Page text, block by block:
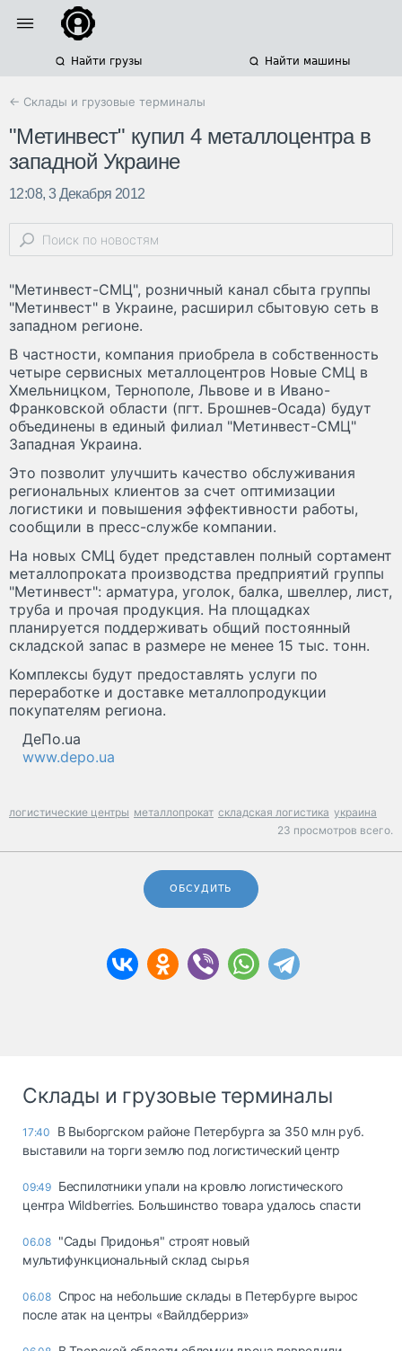
Найти грузы Найти машины
← Склады и грузовые терминалы
"Метинвест" купил 4 металлоцентра в
западной Украине
12:08, 3 Декабря 2012
"Метинвест-СМЦ", розничный канал сбыта группы
"Метинвест" в Украине, расширил сбытовую сеть в
западном регионе.
В частности, компания приобрела в собственность
четыре сервисных металлоцентров Новые СМЦ в
Хмельницком, Тернополе, Львове и в Ивано-
Франковской области (пгт. Брошнев-Осада) будут
объединены в единый филиал "Метинвест-СМЦ"
Западная Украина.
Это позволит улучшить качество обслуживания
региональных клиентов за счет оптимизации
логистики и повышения эффективности работы,
сообщили в пресс-службе компании.
На новых СМЦ будет представлен полный сортамент
металлопроката производства предприятий группы
"Метинвест": арматура, уголок, балка, швеллер, лист,
труба и прочая продукция. На площадках
планируется поддерживать общий постоянный
складской запас в размере не менее 15 тыс. тонн.
Комплексы будут предоставлять услуги по
переработке и доставке металлопродукции
покупателям региона.
ДеПо.ua
www.depo.ua
логистические центры металлопрокат складская логистика украина
23 просмотров всего.
ОБСУДИТЬ
Склады и грузовые терминалы
17:40
В Выборгском районе Петербурга за 350 млн руб.
выставили на торги землю под логистический центр
09:49 Беспилотники упали на кровлю логистического
центра Wildberries. Большинство товара удалось спасти
06.08 "Сады Придонья" строят новый
мультифункциональный склад сырья
06.08 Спрос на небольшие склады в Петербурге вырос
после атак на центры «Вайлдберриз»